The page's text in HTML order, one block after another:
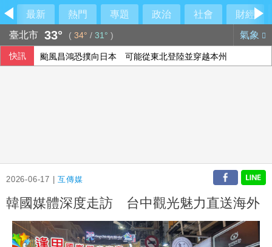
最新 熱門 專題 政治 社會
財經
臺北市 33° ( 34° / 31° ) 氣象
快訊 颱風昌鴻恐撲向日本 可能從東北登陸並穿越本州
2026-06-17 |互傳媒
韓國媒體深度走訪 台中觀光魅力直送海外